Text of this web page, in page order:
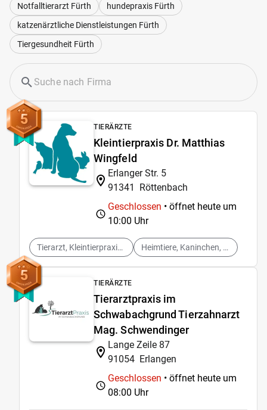
Notfalltierarzt Fürth
hundepraxis Fürth
katzenärztliche Dienstleistungen Fürth
Tiergesundheit Fürth
5 TIERÄRZTE
Kleintierpraxis Dr. Matthias
Wingfeld
Erlanger Str. 5
91341
Röttenbach
Geschlossen • öffnet heute um
10:00 Uhr
Tierarzt, Kleintierpraxis, Kleintiere, Hunde, Katzen, Haustiere Heimtiere, Kaninchen, Meerschweinchen, Vögel, Altersvorsorge, Behandlung
5 TIERÄRZTE
Tierarztpraxis im
Schwabachgrund Tierzahnarzt
Mag. Schwendinger
Lange Zeile 87
91054 Erlangen
Geschlossen • öffnet heute um
08:00 Uhr